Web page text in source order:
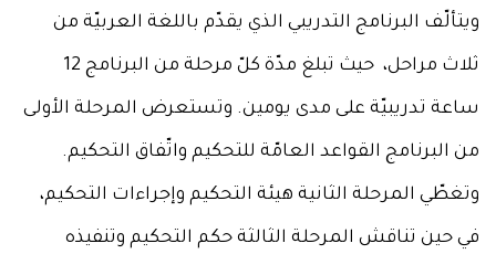
ويتألّف البرنامج التدريبي الذي يقدّم باللغة العربيّة من
ثلاث مراحل، حيث تبلغ مدّة كلّ مرحلة من البرنامج 12
ساعة تدريبيّة على مدى يومين. وتستعرض المرحلة الأولى
من البرنامج القواعد العامّة للتحكيم واتّفاق التحكيم.
وتغطّي المرحلة الثانية هيئة التحكيم وإجراءات التحكيم،
في حين تناقش المرحلة الثالثة حكم التحكيم وتنفيذه